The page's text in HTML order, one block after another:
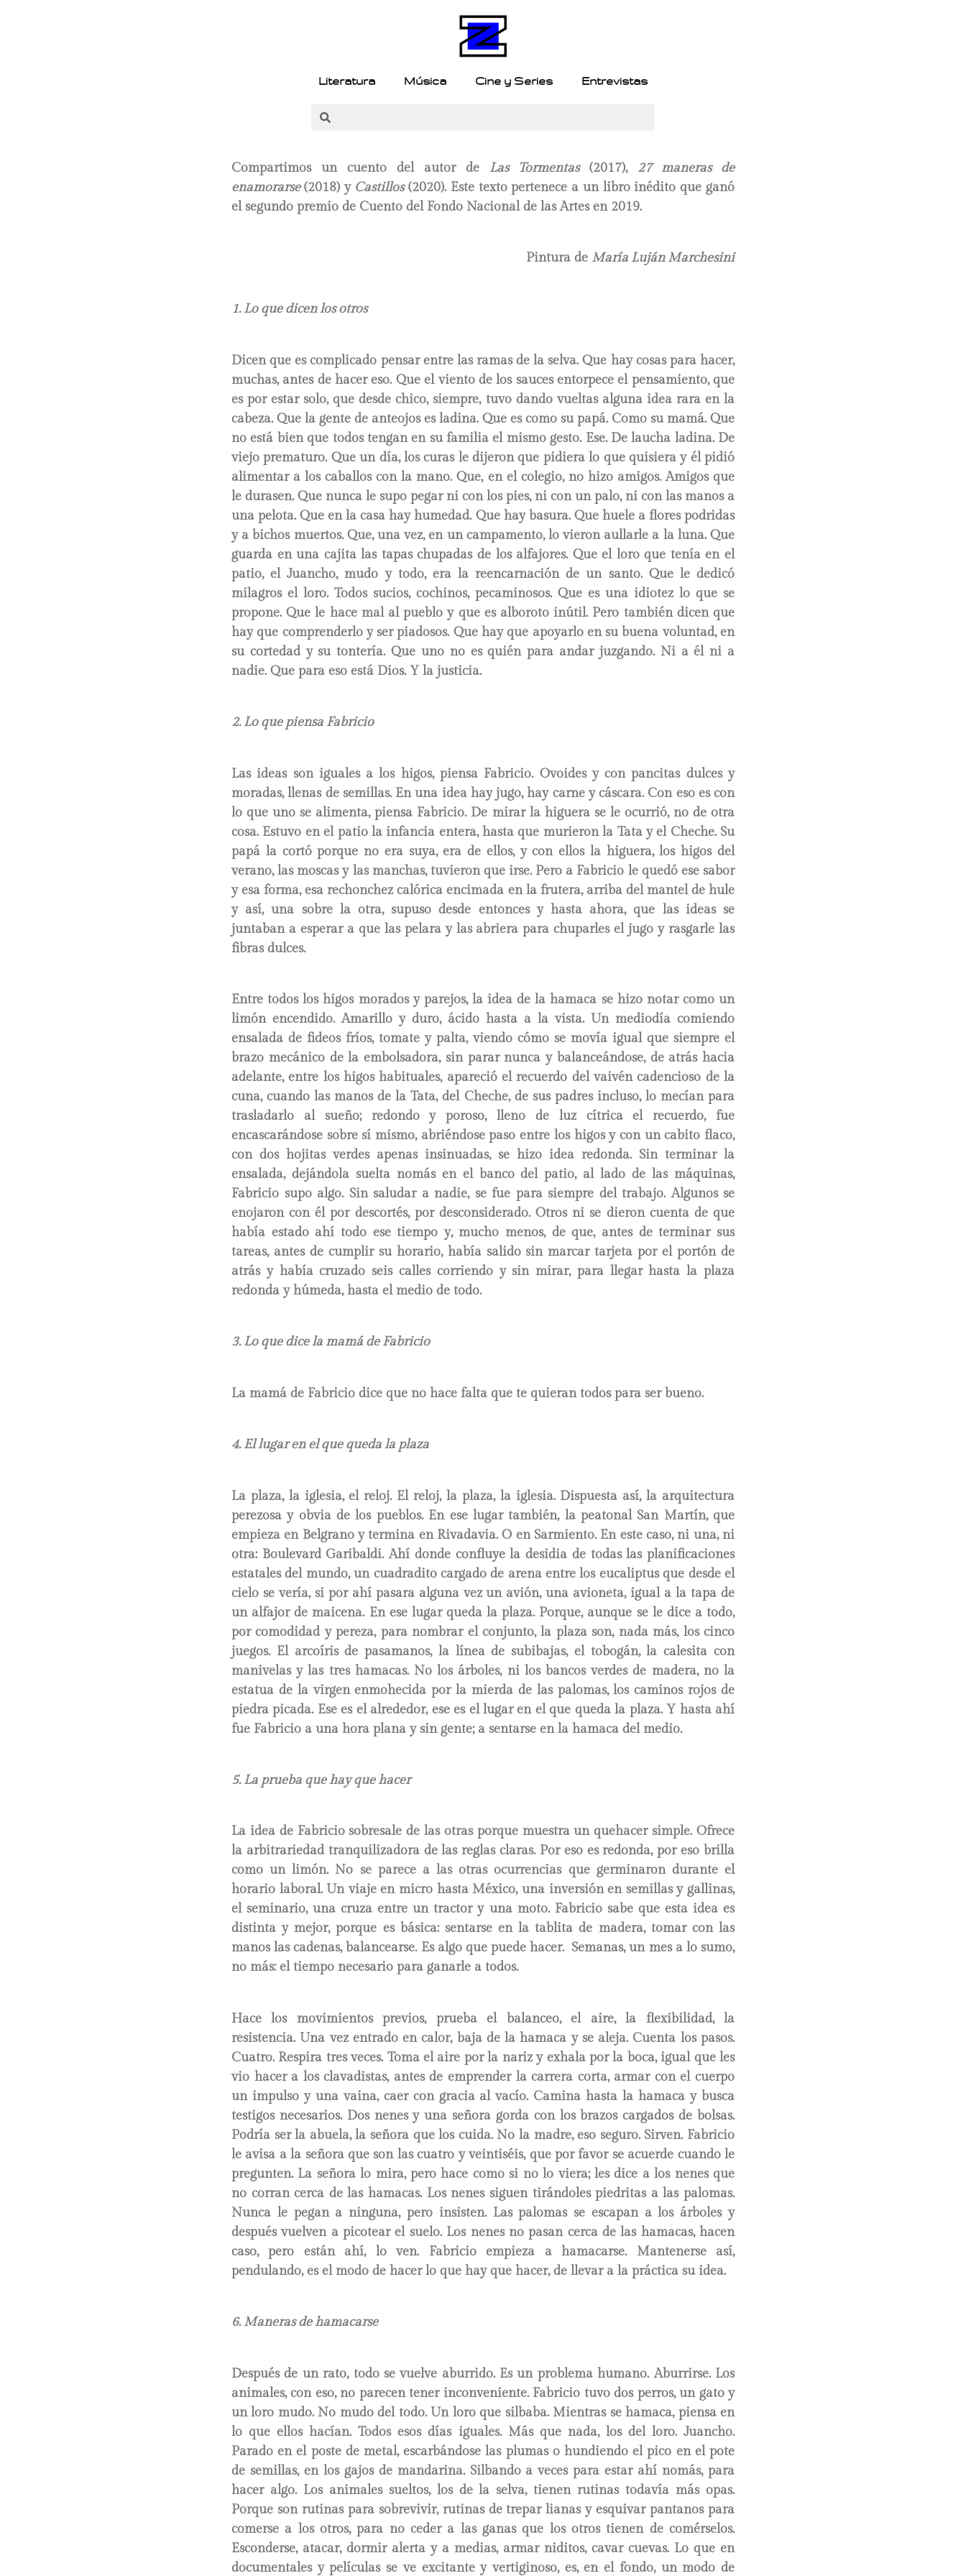
Literatura Música Cine y Series Entrevistas
Compartimos un cuento del autor de Las Tormentas(2017), 27 maneras de
enamorarse(2018) y Castillos(2020). Este texto pertenece a un libro inédito que ganó
el segundo premio de Cuento del Fondo Nacional de las Artes en 2019.
Pintura de María Luján Marchesini
1. Lo que dicen los otros
Dicen que es complicado pensar entre las ramas de la selva. Que hay cosas para hacer,
muchas, antes de hacer eso. Que el viento de los sauces entorpece el pensamiento, que
es por estar solo, que desde chico, siempre, tuvo dando vueltas alguna idea rara en la
cabeza. Que la gente de anteojos es ladina. Que es como su papá. Como su mamá. Que
no está bien que todos tengan en su familia el mismo gesto. Ese. De laucha ladina. De
viejo prematuro. Que un día, los curas le dijeron que pidiera lo que quisiera y él pidió
alimentar a los caballos con la mano. Que, en el colegio, no hizo amigos. Amigos que
le durasen. Que nunca le supo pegar ni con los pies, ni con un palo, ni con las manos a
una pelota. Que en la casa hay humedad. Que hay basura. Que huele a flores podridas
y a bichos muertos. Que, una vez, en un campamento, lo vieron aullarle a la luna. Que
guarda en una cajita las tapas chupadas de los alfajores. Que el loro que tenía en el
patio, el Juancho, mudo y todo, era la reencarnación de un santo. Que le dedicó
milagros el loro. Todos sucios, cochinos, pecaminosos. Que es una idiotez lo que se
propone. Que le hace mal al pueblo y que es alboroto inútil. Pero también dicen que
hay que comprenderlo y ser piadosos. Que hay que apoyarlo en su buena voluntad, en
su cortedad y su tontería. Que uno no es quién para andar juzgando. Ni a él ni a
nadie. Que para eso está Dios. Y la justicia.
2. Lo que piensa Fabricio
Las ideas son iguales a los higos, piensa Fabricio. Ovoides y con pancitas dulces y
moradas, llenas de semillas. En una idea hay jugo, hay carne y cáscara. Con eso es con
lo que uno se alimenta, piensa Fabricio. De mirar la higuera se le ocurrió, no de otra
cosa. Estuvo en el patio la infancia entera, hasta que murieron la Tata y el Cheche. Su
papá la cortó porque no era suya, era de ellos, y con ellos la higuera, los higos del
verano, las moscas y las manchas, tuvieron que irse. Pero a Fabricio le quedó ese sabor
y esa forma, esa rechonchez calórica encimada en la frutera, arriba del mantel de hule
y así, una sobre la otra, supuso desde entonces y hasta ahora, que las ideas se
juntaban a esperar a que las pelara y las abriera para chuparles el jugo y rasgarle las
fibras dulces.
Entre todos los higos morados y parejos, la idea de la hamaca se hizo notar como un
limón encendido. Amarillo y duro, ácido hasta a la vista. Un mediodía comiendo
ensalada de fideos fríos, tomate y palta, viendo cómo se movía igual que siempre el
brazo mecánico de la embolsadora, sin parar nunca y balanceándose, de atrás hacia
adelante, entre los higos habituales, apareció el recuerdo del vaivén cadencioso de la
cuna, cuando las manos de la Tata, del Cheche, de sus padres incluso, lo mecían para
trasladarlo al sueño; redondo y poroso, lleno de luz cítrica el recuerdo, fue
encascarándose sobre sí mismo, abriéndose paso entre los higos y con un cabito flaco,
con dos hojitas verdes apenas insinuadas, se hizo idea redonda. Sin terminar la
ensalada, dejándola suelta nomás en el banco del patio, al lado de las máquinas,
Fabricio supo algo. Sin saludar a nadie, se fue para siempre del trabajo. Algunos se
enojaron con él por descortés, por desconsiderado. Otros ni se dieron cuenta de que
había estado ahí todo ese tiempo y, mucho menos, de que, antes de terminar sus
tareas, antes de cumplir su horario, había salido sin marcar tarjeta por el portón de
atrás y había cruzado seis calles corriendo y sin mirar, para llegar hasta la plaza
redonda y húmeda, hasta el medio de todo.
3. Lo que dice la mamá de Fabricio
La mamá de Fabricio dice que no hace falta que te quieran todos para ser bueno.
4. El lugar en el que queda la plaza
La plaza, la iglesia, el reloj. El reloj, la plaza, la iglesia. Dispuesta así, la arquitectura
perezosa y obvia de los pueblos. En ese lugar también, la peatonal San Martín, que
empieza en Belgrano y termina en Rivadavia. O en Sarmiento. En este caso, ni una, ni
otra: Boulevard Garibaldi. Ahí donde confluye la desidia de todas las planificaciones
estatales del mundo, un cuadradito cargado de arena entre los eucaliptus que desde el
cielo se vería, si por ahí pasara alguna vez un avión, una avioneta, igual a la tapa de
un alfajor de maicena. En ese lugar queda la plaza. Porque, aunque se le dice a todo,
por comodidad y pereza, para nombrar el conjunto, la plaza son, nada más, los cinco
juegos. El arcoíris de pasamanos, la línea de subibajas, el tobogán, la calesita con
manivelas y las tres hamacas. No los árboles, ni los bancos verdes de madera, no la
estatua de la virgen enmohecida por la mierda de las palomas, los caminos rojos de
piedra picada. Ese es el alrededor, ese es el lugar en el que queda la plaza. Y hasta ahí
fue Fabricio a una hora plana y sin gente; a sentarse en la hamaca del medio.
5. La prueba que hay que hacer
La idea de Fabricio sobresale de las otras porque muestra un quehacer simple. Ofrece
la arbitrariedad tranquilizadora de las reglas claras. Por eso es redonda, por eso brilla
como un limón. No se parece a las otras ocurrencias que germinaron durante el
horario laboral. Un viaje en micro hasta México, una inversión en semillas y gallinas,
el seminario, una cruza entre un tractor y una moto. Fabricio sabe que esta idea es
distinta y mejor, porque es básica: sentarse en la tablita de madera, tomar con las
manos las cadenas, balancearse. Es algo que puede hacer. Semanas, un mes a lo sumo,
no más: el tiempo necesario para ganarle a todos.
Hace los movimientos previos, prueba el balanceo, el aire, la flexibilidad, la
resistencia. Una vez entrado en calor, baja de la hamaca y se aleja. Cuenta los pasos.
Cuatro. Respira tres veces. Toma el aire por la nariz y exhala por la boca, igual que les
vio hacer a los clavadistas, antes de emprender la carrera corta, armar con el cuerpo
un impulso y una vaina, caer con gracia al vacío. Camina hasta la hamaca y busca
testigos necesarios. Dos nenes y una señora gorda con los brazos cargados de bolsas.
Podría ser la abuela, la señora que los cuida. No la madre, eso seguro. Sirven. Fabricio
le avisa a la señora que son las cuatro y veintiséis, que por favor se acuerde cuando le
pregunten. La señora lo mira, pero hace como si no lo viera; les dice a los nenes que
no corran cerca de las hamacas. Los nenes siguen tirándoles piedritas a las palomas.
Nunca le pegan a ninguna, pero insisten. Las palomas se escapan a los árboles y
después vuelven a picotear el suelo. Los nenes no pasan cerca de las hamacas, hacen
caso, pero están ahí, lo ven. Fabricio empieza a hamacarse. Mantenerse así,
pendulando, es el modo de hacer lo que hay que hacer, de llevar a la práctica su idea.
6. Maneras de hamacarse
Después de un rato, todo se vuelve aburrido. Es un problema humano. Aburrirse. Los
animales, con eso, no parecen tener inconveniente. Fabricio tuvo dos perros, un gato y
un loro mudo. No mudo del todo. Un loro que silbaba. Mientras se hamaca, piensa en
lo que ellos hacían. Todos esos días iguales. Más que nada, los del loro. Juancho.
Parado en el poste de metal, escarbándose las plumas o hundiendo el pico en el pote
de semillas, en los gajos de mandarina. Silbando a veces para estar ahí nomás, para
hacer algo. Los animales sueltos, los de la selva, tienen rutinas todavía más opas.
Porque son rutinas para sobrevivir, rutinas de trepar lianas y esquivar pantanos para
comerse a los otros, para no ceder a las ganas que los otros tienen de comérselos.
Esconderse, atacar, dormir alerta y a medias, armar niditos, cavar cuevas. Lo que en
documentales y películas se ve excitante y vertiginoso, es, en el fondo, un modo de